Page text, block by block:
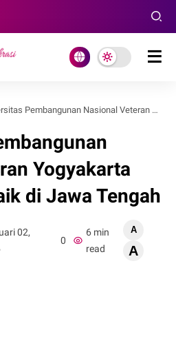
Pembangunan Nasional Veteran Yogyakarta Kampus Terbaik di Jawa Tengah
Yogyakarta
di Jawa Tengah
02,
0
6 min
read
A
A